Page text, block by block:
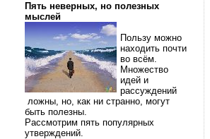
Пять неверных, но полезных
мыслей
Пользу можно
находить почти
во всём.
Множество
идей и
рассуждений
ложны, но, как ни странно, могут
быть полезны.
Рассмотрим пять популярных
утверждений.